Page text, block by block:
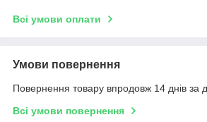
Всі умови оплати
Умови повернення
Повернення товару впродовж 14 днів за
Всі умови повернення